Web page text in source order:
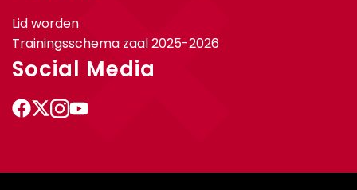
Lid worden
Trainingsschema zaal 2025-2026
Social Media